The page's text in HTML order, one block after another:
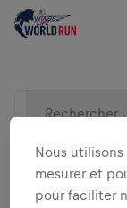
Rechercher
Nous
mesurer et
pour faciliter